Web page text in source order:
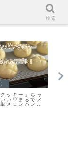
い？」うちの
栗原はるみさ
♡今日のおや
だよ！
検索